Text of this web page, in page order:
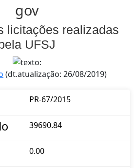
gov
licitações realizadas
UFSJ
(dt.atualização: 26/08/2019)
PR-67/2015
39690.84
0.00